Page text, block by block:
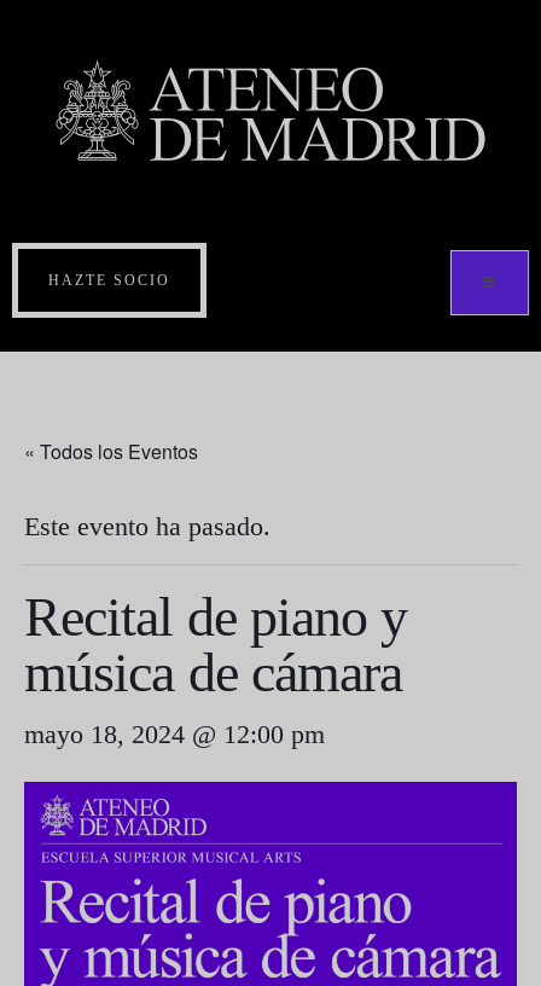
HAZTE SOCIO
« Todos los Eventos
Este evento ha pasado.
Recital de piano y
música de cámara
mayo 18, 2024 @ 12:00 pm